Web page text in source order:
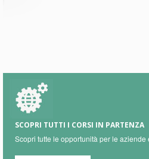
SCOPRI TUTTI I CORSI IN PARTENZA
Scopri tutte le opportunità per le aziende